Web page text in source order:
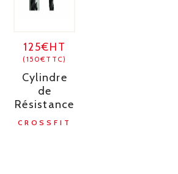
125€HT
(150€TTC)
Cylindre
de
Résistance
CROSSFIT